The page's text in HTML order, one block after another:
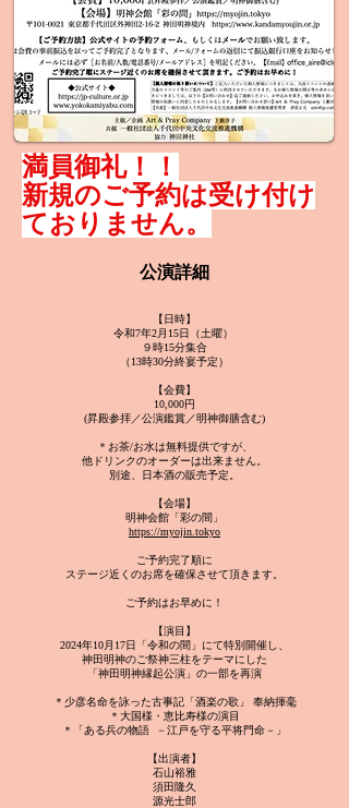
​満員御礼！！
​新規のご予約は受け付け
ておりません。
公演詳細
【日時】
令和7年2月15日（土曜）
９時15分集合
（13時30分終宴予定）
【会費】
10,000円
(昇殿参拝／公演鑑賞／明神御膳含む)
＊お茶/お水は無料提供ですが、
他ドリンクのオーダーは出来ません。
別途、日本酒の販売予定。
【会場】
明神会館「彩の間」
https://myojin.tokyo
ご予約完了順に
ステージ近くのお席を確保させて頂きます。
ご予約はお早めに！
【演目】
2024年10月17日「令和の間」にて特別開催し、
神田明神のご祭神三柱をテーマにした
「神田明神縁起公演」 の一部を再演
＊少彦名命を詠った古事記「酒楽の歌」 奉納揮毫
＊大国様・恵比寿様の演目
＊「ある兵の物語 －江戸を守る平将門命－」
【出演者】
石山裕雅
須田隆久
源光士郎